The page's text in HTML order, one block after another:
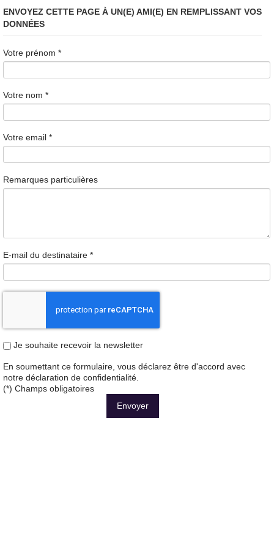
ENVOYEZ CETTE PAGE À UN(E) AMI(E) EN REMPLISSANT VOS
DONNÉES
Votre prénom *
Votre nom *
Votre email *
Remarques particulières
E-mail du destinataire *
Je souhaite recevoir la newsletter
En soumettant ce formulaire, vous déclarez être d'accord avec
notre déclaration de confidentialité
(*) Champs obligatoires
Envoyer